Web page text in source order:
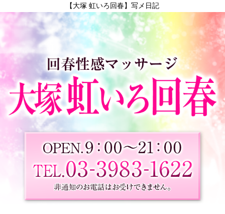
【大塚 虹いろ回春】写メ日記